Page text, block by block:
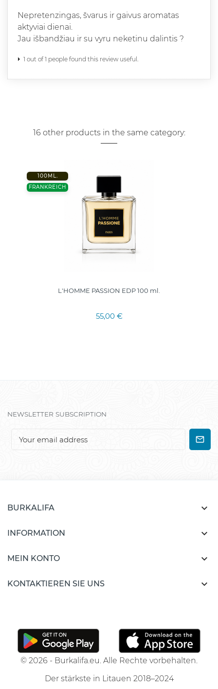
Nepretenzingas, švarus ir gaivus aromatas
aktyviai dienai.
Jau išbandžiau ir su vyru neketinu dalintis ?
1 out of 1 people found this review useful.
16 other products in the same category:
100ML.
FRANKREICH
L'HOMME PASSION EDP 100 ml.
55,00 €
NEWSLETTER SUBSCRIPTION
BURKALIFA 
INFORMATION 
MEIN KONTO 
KONTAKTIEREN SIE UNS 
© 2026 - Burkalifa.eu. Alle Rechte vorbehalten.
Der stärkste in Litauen 2018–2024